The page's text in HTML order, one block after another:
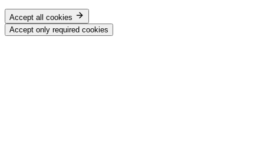
Accept all cookies
Accept only required cookies